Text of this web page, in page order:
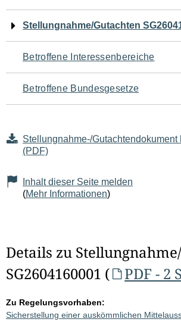
Navigation
für
den
Seiteninhalt
Stellungnahme/Gutachten
Betroffene Interessenbereiche
Betroffene Bundesgesetze
Stellungnahme-/Gutachtendokument
(PDF)
Inhalt dieser Seite melden
(Mehr Informationen)
Details zu
SG2604160001 (
PDF - 2
Zu Regelungsvorhaben:
Sicherstellung einer auskömmlichen